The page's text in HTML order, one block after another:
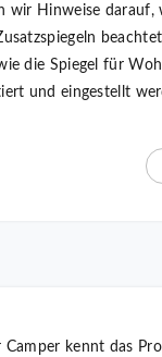
wir Hinweise darauf,
die Spiegel für
und eingestellt
Camper kennt das